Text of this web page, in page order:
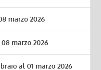
marzo 2026
marzo 2026
al 01 marzo 2026